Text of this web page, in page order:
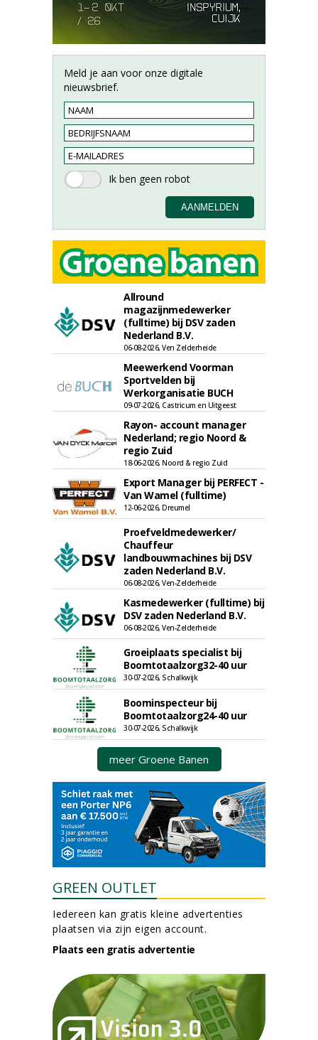
Meld je aan voor onze digitale
nieuwsbrief.
Allround
magazijnmedewerker
(fulltime) bij DSV zaden
Nederland B.V.
06-08-2026, Ven Zelderheide
Meewerkend Voorman
Sportvelden bij
Werkorganisatie BUCH
09-07-2026, Castricum en Uitgeest
Rayon- account manager
Nederland; regio Noord &
regio Zuid
18-06-2026, Noord & regio Zuid
Export Manager bij PERFECT -
Van Wamel (fulltime)
12-06-2026, Dreumel
Proefveldmedewerker/
Chauffeur
landbouwmachines bij DSV
zaden Nederland B.V.
06-08-2026, Ven-Zelderheide
Kasmedewerker (fulltime) bij
DSV zaden Nederland B.V.
06-08-2026, Ven-Zelderheide
Groeiplaats specialist bij
Boomtotaalzorg32-40 uur
30-07-2026, Schalkwijk
Boominspecteur bij
Boomtotaalzorg24-40 uur
30-07-2026, Schalkwijk
meer Groene Banen
GREEN OUTLET
Iedereen kan gratis kleine advertenties
plaatsen via zijn eigen account.
Plaats een gratis advertentie